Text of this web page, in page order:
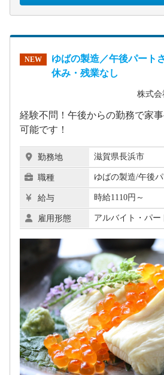
NEW
ゆばの製造／午後パート
休み・残業なし
株式会
経験不問！午後からの勤務で家
可能です！
勤務地 滋賀県長浜市
職種 ゆばの製造/午後
給与 時給1110円～
雇用形態 アルバイト・パー